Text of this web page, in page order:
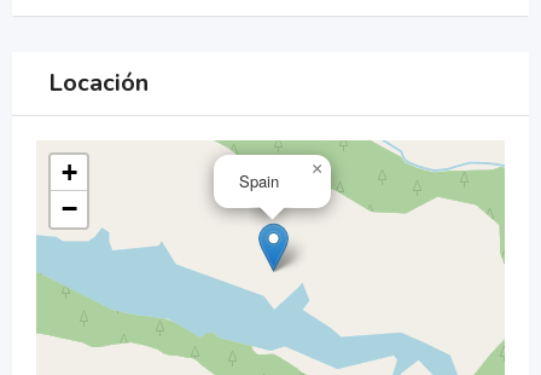
Locación
Spain
×
+
−